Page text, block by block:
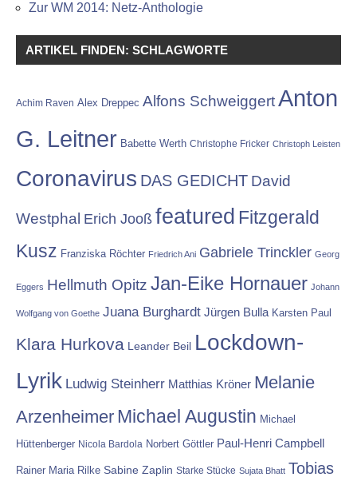
Zur WM 2014: Netz-Anthologie
ARTIKEL FINDEN: SCHLAGWORTE
Achim Raven Alex Dreppec Alfons SchweiggertAnton
G. Leitner Babette Werth Christophe Fricker Christoph Leisten
Coronavirus DAS GEDICHT David
Westphal Erich Jooß featured Fitzgerald
Kusz Franziska Röchter Friedrich Ani Gabriele Trinckler Georg
Eggers Hellmuth Opitz Jan-Eike Hornauer Johann
Wolfgang von Goethe Juana Burghardt Jürgen Bulla Karsten Paul
Klara Hurkova Leander Beil Lockdown-
Lyrik Ludwig Steinherr Matthias Kröner Melanie
Arzenheimer Michael Augustin Michael
Hüttenberger Nicola Bardola Norbert Göttler Paul-Henri Campbell
Rainer Maria Rilke Sabine Zaplin Starke Stücke Sujata Bhatt Tobias